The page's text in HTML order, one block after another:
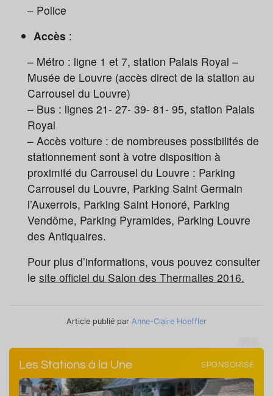
– Police
Accès :
– Métro : ligne 1 et 7, station Palais Royal –
Musée de Louvre (accès direct de la station au
Carrousel du Louvre)
– Bus : lignes 21- 27- 39- 81- 95, station Palais
Royal
– Accès voiture : de nombreuses possibilités de
stationnement sont à votre disposition à
proximité du Carrousel du Louvre : Parking
Carrousel du Louvre, Parking Saint Germain
l’Auxerrois, Parking Saint Honoré, Parking
Vendôme, Parking Pyramides, Parking Louvre
des Antiquaires.
Pour plus d’informations, vous pouvez consulter
le site officiel du Salon des Thermalies 2016.
Article publié par Anne-Claire Hoeffler
Les Stations à la Une SPONSORISÉ